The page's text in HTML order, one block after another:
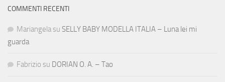
COMMENTI RECENTI
Mariangela su SELLY BABY MODELLA ITALIA – Luna lei mi
guarda
Fabrizio su DORIAN O. A. – Tao